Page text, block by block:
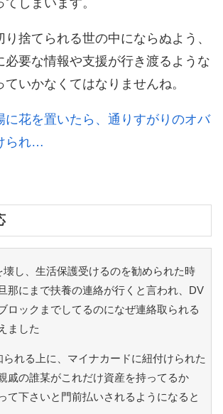
捨てられる世の中にならぬよう、
必要な情報や支援が行き渡るような
いかなくてはなりませんね。
に花を置いたら、通りすがりのオバ
られ…
し、生活保護受けるのを勧められた時
那にまで扶養の連絡が行くと言われ、DV
ロックまでしてるのになぜ連絡取られる
ました
れる上に、マイナカードに紐付けられた
戚の誰某がこれだけ資産を持ってるか
て下さいと門前払いされるようになると